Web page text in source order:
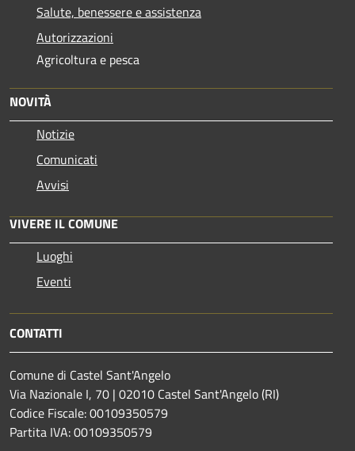
Salute, benessere e assistenza
Autorizzazioni
Agricoltura e pesca
NOVITÀ
Notizie
Comunicati
Avvisi
VIVERE IL COMUNE
Luoghi
Eventi
CONTATTI
Comune di Castel Sant'Angelo
Via Nazionale I, 70 | 02010 Castel Sant'Angelo (RI)
Codice Fiscale: 00109350579
Partita IVA: 00109350579